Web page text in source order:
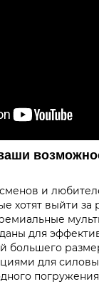
и
хотят выйти за
для
большего
для